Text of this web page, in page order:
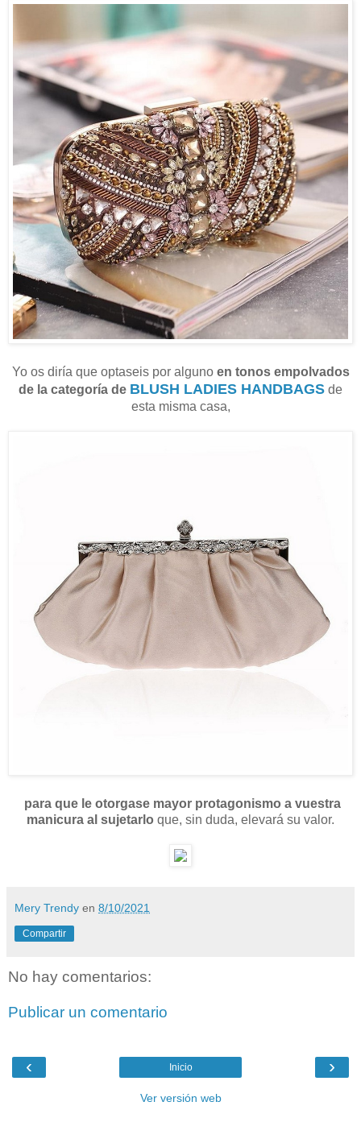
Yo os diría que optaseis por alguno en tonos empolvados
de la categoría de BLUSH LADIES HANDBAGS de
esta misma casa,
para que le otorgase mayor protagonismo a vuestra
manicura al sujetarlo que, sin duda, elevará su valor.
Mery Trendy en 8/10/2021
Compartir
No hay comentarios:
Publicar un comentario
‹ ›
Inicio
Ver versión web